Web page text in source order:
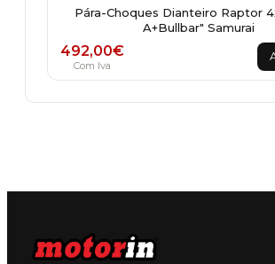
Pára-Choques Dianteiro Raptor
A+Bullbar" Samurai
492,00€
Com Iva